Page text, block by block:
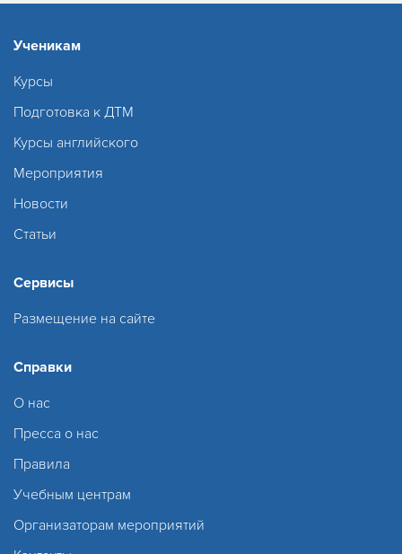
Ученикам
Курсы
Подготовка к ДТМ
Курсы английского
Мероприятия
Новости
Статьи
Сервисы
Размещение на сайте
Справки
О нас
Пресса о нас
Правила
Учебным центрам
Организаторам мероприятий